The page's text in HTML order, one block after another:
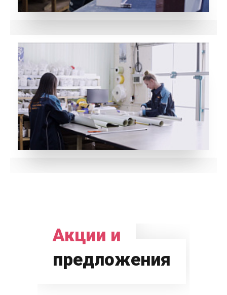
Акции и
предложения